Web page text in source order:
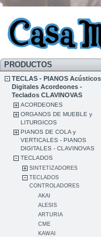
PRODUCTOS
TECLAS - PIANOS
Digitales Acordeones -
Teclados CLAVINOVAS
ACORDEONES
ORGANOS DE MUEBLE y
LITURGICOS
PIANOS DE COLA y
VERTICALES - PIANOS
DIGITALES - CLAVINOVAS
TECLADOS
SINTETIZADORES
TECLADOS
CONTROLADORES
AKAI
ALESIS
ARTURIA
CME
KAWAI